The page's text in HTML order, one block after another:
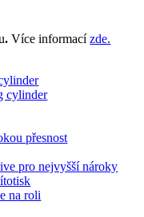
. Více informacízde.
cylinder
přesnost
pro nejvyšší nároky
na roli